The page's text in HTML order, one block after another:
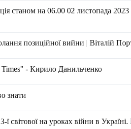
станом на 06.00 02 листопада
позиційної вийни | Віталій
- Кирило Данильченко
знати
світової на уроках війни в Україні.